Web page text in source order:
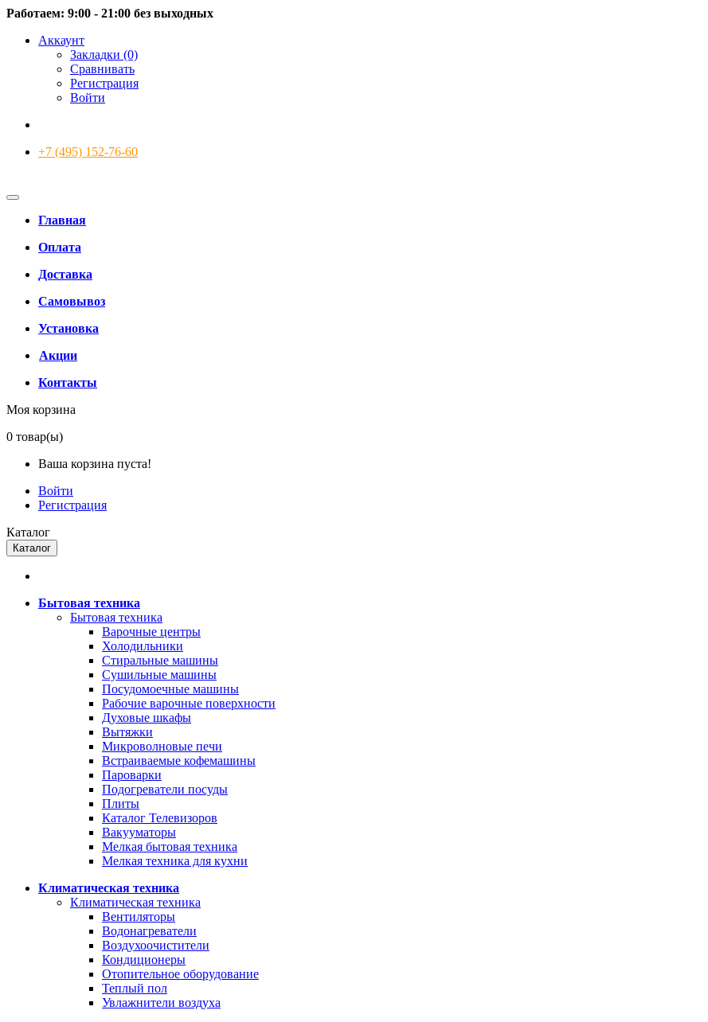
Работаем: 9:00 - 21:00 без выходных
Аккаунт
Закладки (0)
Сравнивать
Регистрация
Войти
+7 (495) 152-76-60
Главная
Оплата
Доставка
Самовывоз
Установка
Акции
Контакты
Моя корзина
0 товар(ы)
Ваша корзина пуста!
Войти
Регистрация
Каталог
Каталог
Бытовая техника
Бытовая техника
Варочные центры
Холодильники
Стиральные машины
Сушильные машины
Посудомоечные машины
Рабочие варочные поверхности
Духовые шкафы
Вытяжки
Микроволновые печи
Встраиваемые кофемашины
Пароварки
Подогреватели посуды
Плиты
Каталог Телевизоров
Вакууматоры
Мелкая бытовая техника
Мелкая техника для кухни
Климатическая техника
Климатическая техника
Вентиляторы
Водонагреватели
Воздухоочистители
Кондиционеры
Отопительное оборудование
Теплый пол
Увлажнители воздуха